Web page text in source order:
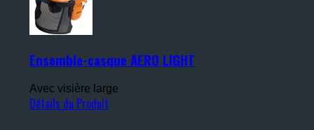
Ensemble-casque AERO LIGHT
Avec visière large
Détails du Produit